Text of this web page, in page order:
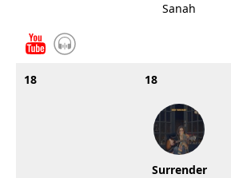
Sanah
18 18
Surrender